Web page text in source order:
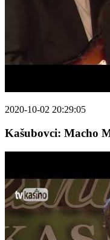
2020-10-02 20:29:05
Kašubovci: Macho